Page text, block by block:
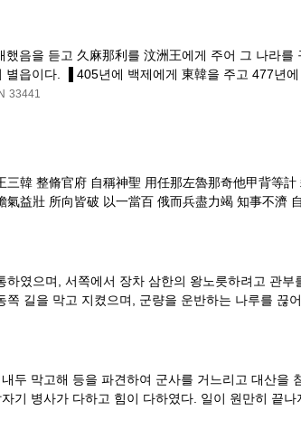
했음을 듣고 久麻那利를 汶洲王에게 주어 그 나라
별읍이다. ▐ 405년에 백제에게 東韓을 주고 477년
33441
韓 整脩官府 自稱神聖 用任那左魯那奇他甲背等
益壯 所向皆破 以一當百 俄而兵盡力竭 知事不濟
였으며, 서쪽에서 장차 삼한의 왕노릇하려고 관
길을 막고 지켰으며, 군량을 운반하는 나루를 끊
두 막고해 등을 파견하여 군사를 거느리고 대산
기 병사가 다하고 힘이 다하였다. 일이 원만히 끝